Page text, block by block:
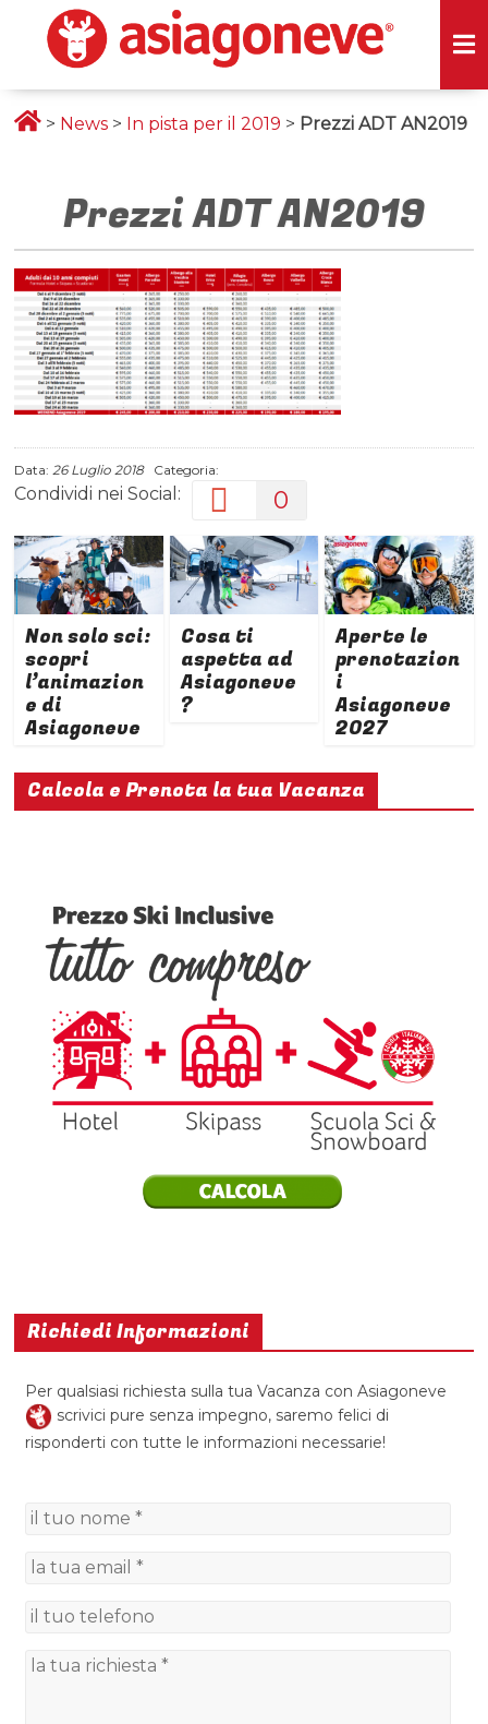
> News > In pista per il 2019 > Prezzi ADT AN2019
Prezzi ADT AN2019
Data:26 Luglio 2018Categoria:
Condividi nei Social: 0
Non solo sci:
scopri
l’animazion
e di
Asiagoneve
Cosa ti
aspetta ad
Asiagoneve
?
Aperte le
prenotazion
i
Asiagoneve
2027
Calcola e Prenota la tua Vacanza
Richiedi Informazioni
Per qualsiasi richiesta sulla tua Vacanza con Asiagoneve
scrivici pure senza impegno, saremo felici di
risponderti con tutte le informazioni necessarie!